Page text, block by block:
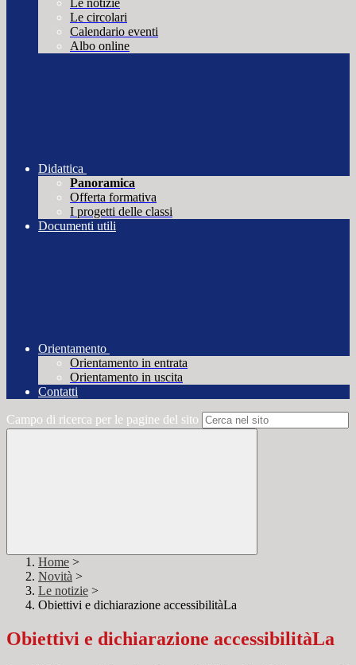
Le notizie
Le circolari
Calendario eventi
Albo online
Didattica
Panoramica
Offerta formativa
I progetti delle classi
Documenti utili
Orientamento
Orientamento in entrata
Orientamento in uscita
Contatti
Campo di ricerca per le pagine del sito
Home >
Novità >
Le notizie >
Obiettivi e dichiarazione accessibilitàLa
Obiettivi e dichiarazione accessibilitàLa